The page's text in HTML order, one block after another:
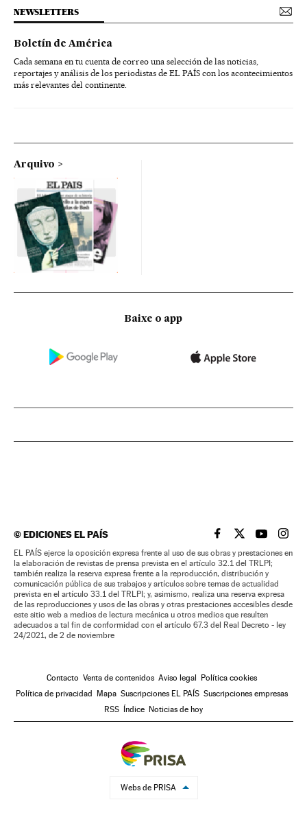
NEWSLETTERS
Boletín de América
Cada semana en tu cuenta de correo una selección de las noticias,
reportajes y análisis de los periodistas de EL PAÍS con los acontecimientos
más relevantes del continente.
Arquivo
Baixe o app
©EDICIONES EL PAÍS EL PAÍS BRASIL EN
EL PAÍSEL PAÍS
EL
EL PAÍS ejerce la oposición expresa frente al uso de sus obras y prestaciones en
la elaboración de revistas de prensa prevista en el artículo 32.1 del TRLPI;
también realiza la reserva expresa frente a la reproducción, distribución y
comunicación pública de sus trabajos y artículos sobre temas de actualidad
prevista en el artículo 33.1 del TRLPI; y, asimismo, realiza una reserva expresa
de las reproducciones y usos de las obras y otras prestaciones accesibles desde
este sitio web a medios de lectura mecánica u otros medios que resulten
adecuados a tal fin de conformidad con el artículo 67.3 del Real Decreto - ley
24/2021, de 2 de noviembre
Contacto Venta de contenidos Aviso legal Política cookies
Política de privacidad Mapa Suscripciones EL PAÍS Suscripciones empresas
RSS Índice Noticias de hoy
Webs de PRISA